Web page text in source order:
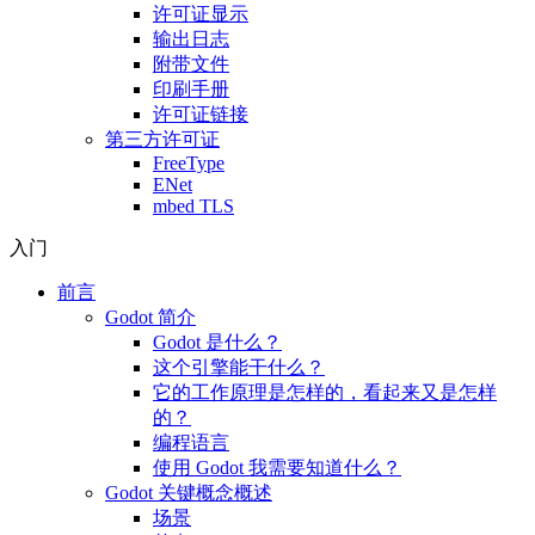
许可证显示
输出日志
附带文件
印刷手册
许可证链接
第三方许可证
FreeType
ENet
mbed TLS
入门
前言
Godot 简介
Godot 是什么？
这个引擎能干什么？
它的工作原理是怎样的，看起来又是怎样
的？
编程语言
使用 Godot 我需要知道什么？
Godot 关键概念概述
场景